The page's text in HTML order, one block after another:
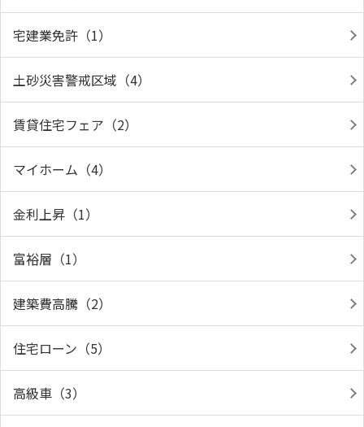
宅建業免許（1）
土砂災害警戒区域（4）
賃貸住宅フェア（2）
マイホーム（4）
金利上昇（1）
富裕層（1）
建築費高騰（2）
住宅ローン（5）
高級車（3）